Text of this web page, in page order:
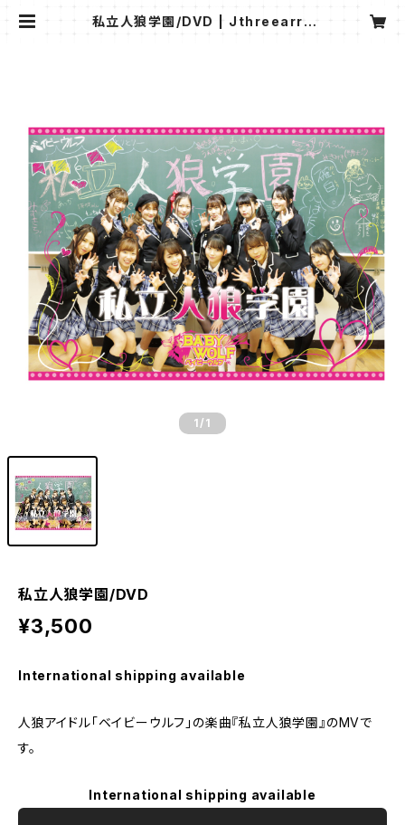
私立人狼学園/DVD | Jthreearro
1 /1
私立人狼学園/DVD
¥3,500
International shipping available
人狼アイドル「ベイビーウルフ」の楽曲『私立人狼学園』のMVで
す。
International shipping available